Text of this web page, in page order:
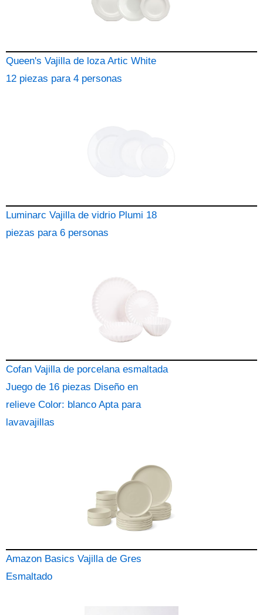
Queen's Vajilla de loza Artic White
12 piezas para 4 personas
Luminarc Vajilla de vidrio Plumi 18
piezas para 6 personas
Cofan Vajilla de porcelana esmaltada
Juego de 16 piezas Diseño en
relieve Color: blanco Apta para
lavavajillas
Amazon Basics Vajilla de Gres
Esmaltado